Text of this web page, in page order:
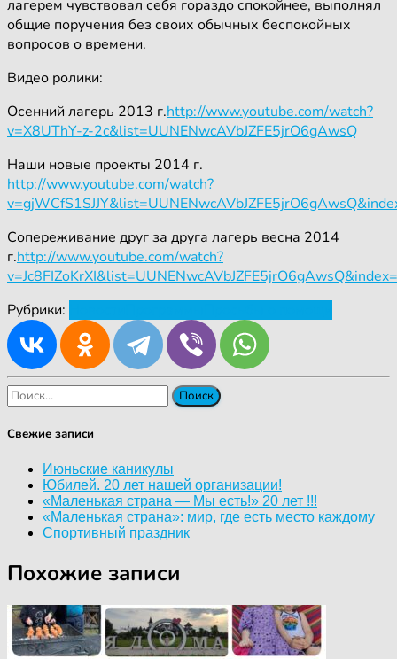
лагерем чувствовал себя гораздо спокойнее, выполнял
общие поручения без своих обычных беспокойных
вопросов о времени.
Видео ролики:
Осенний лагерь 2013 г.http://www.youtube.com/watch?
v=X8UThY-z-2c&list=UUNENwcAVbJZFE5jrO6gAwsQ
Наши новые проекты 2014 г.
http://www.youtube.com/watch?
Сопереживание друг за друга лагерь весна 2014
г.http://www.youtube.com/watch?
Рубрики:
Найти:
Свежие записи
Июньские каникулы
Юбилей. 20 лет нашей организации!
«Маленькая страна — Мы есть!» 20 лет !!!
«Маленькая страна»: мир, где есть место каждому
Спортивный праздник
Похожие записи